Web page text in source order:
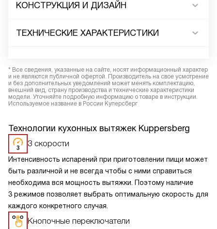
КОНСТРУКЦИЯ И ДИЗАЙН
ТЕХНИЧЕСКИЕ ХАРАКТЕРИСТИКИ
* Все сведения, указанные на сайте, носят информационный характер
и не являются публичной офертой. Производитель на свое усмотрение
и без дополнительных уведомлений может менять комплектацию,
внешний вид, страну производства и технические характеристики
модели. Уточняйте подробную информацию о товаре в инструкции.
Используемое название в России Куперсберг
Технологии кухонных вытяжек Kuppersberg
3 скорости
Интенсивность испарений при приготовлении пищи может
быть различной и не всегда чтобы с ними справиться
необходима вся мощность вытяжки. Поэтому наличие
3 режимов позволяет выбрать оптимальную скорость для
каждого конкретного случая.
Кнопочные переключатели